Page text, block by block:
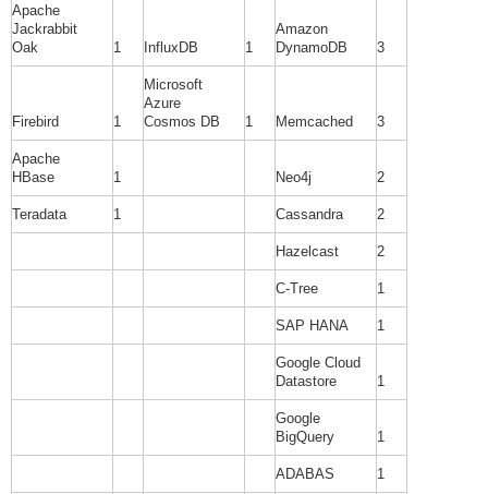
Apache
Jackrabbit
Oak
1 InfluxDB 1
Amazon
DynamoDB
3
Firebird 1
Microsoft
Azure
Cosmos DB
1 Memcached 3
Apache
HBase
1 Neo4j 2
Teradata 1 Cassandra 2
Hazelcast 2
C-Tree 1
SAP HANA 1
Google Cloud
Datastore
1
Google
BigQuery
1
ADABAS 1